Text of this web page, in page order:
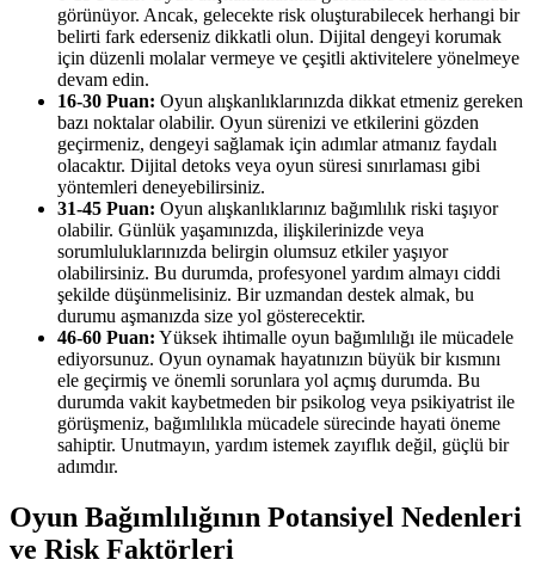
görünüyor. Ancak, gelecekte risk oluşturabilecek herhangi bir
belirti fark ederseniz dikkatli olun. Dijital dengeyi korumak
için düzenli molalar vermeye ve çeşitli aktivitelere yönelmeye
devam edin.
16-30 Puan: Oyun alışkanlıklarınızda dikkat etmeniz gereken
bazı noktalar olabilir. Oyun sürenizi ve etkilerini gözden
geçirmeniz, dengeyi sağlamak için adımlar atmanız faydalı
olacaktır. Dijital detoks veya oyun süresi sınırlaması gibi
yöntemleri deneyebilirsiniz.
31-45 Puan: Oyun alışkanlıklarınız bağımlılık riski taşıyor
olabilir. Günlük yaşamınızda, ilişkilerinizde veya
sorumluluklarınızda belirgin olumsuz etkiler yaşıyor
olabilirsiniz. Bu durumda, profesyonel yardım almayı ciddi
şekilde düşünmelisiniz. Bir uzmandan destek almak, bu
durumu aşmanızda size yol gösterecektir.
46-60 Puan: Yüksek ihtimalle oyun bağımlılığı ile mücadele
ediyorsunuz. Oyun oynamak hayatınızın büyük bir kısmını
ele geçirmiş ve önemli sorunlara yol açmış durumda. Bu
durumda vakit kaybetmeden bir psikolog veya psikiyatrist ile
görüşmeniz, bağımlılıkla mücadele sürecinde hayati öneme
sahiptir. Unutmayın, yardım istemek zayıflık değil, güçlü bir
adımdır.
Oyun Bağımlılığının Potansiyel Nedenleri
ve Risk Faktörleri